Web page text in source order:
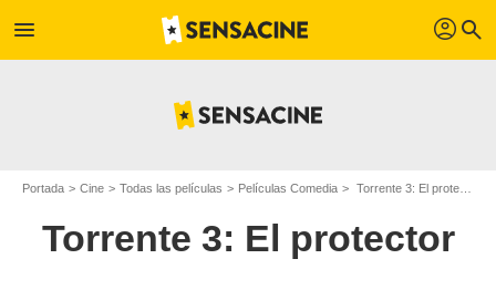
menu profil search
Portada Cine Todas las películas Películas Comedia Torrente 3: El protector
Torrente 3: El protector